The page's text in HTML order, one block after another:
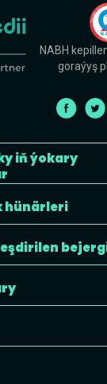
NABH
goraýyş
iň ýokary
hünärleri